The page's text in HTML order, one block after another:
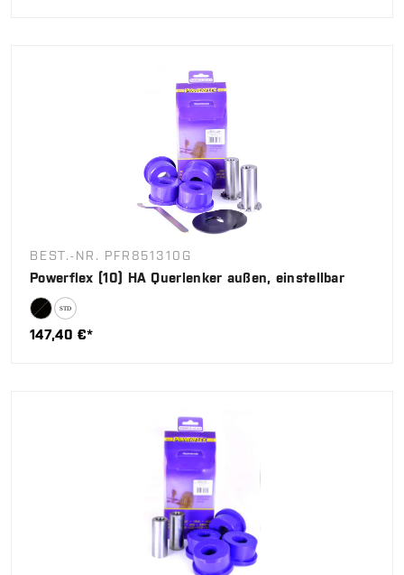
BEST.-NR. PFR851310G
Powerflex (10) HA Querlenker außen, einstellbar
147,40 €*